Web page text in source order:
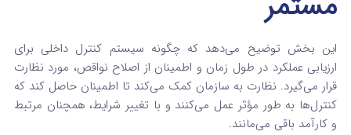
این بخش توضیح می‌دهد که چگونه سیستم کنترل داخلی برای
ارزیابی عملکرد در طول زمان و اطمینان از اصلاح نواقص، مورد نظارت
قرار می‌گیرد. نظارت به سازمان کمک می‌کند تا اطمینان حاصل کند که
کنترل‌ها به طور مؤثر عمل می‌کنند و با تغییر شرایط، همچنان مرتبط
و کارآمد باقی می‌مانند.